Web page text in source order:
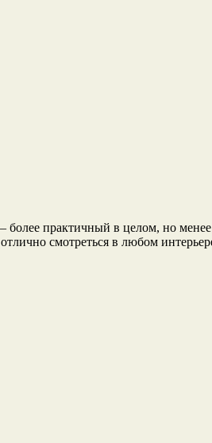
практичный в целом, но
смотреться в любом